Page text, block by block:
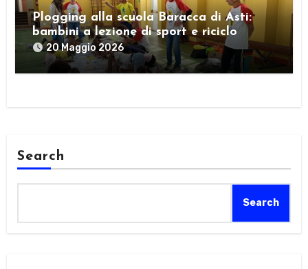
Plogging alla scuola Baracca di Asti:
bambini a lezione di sport e riciclo
20 Maggio 2026
Search
Search